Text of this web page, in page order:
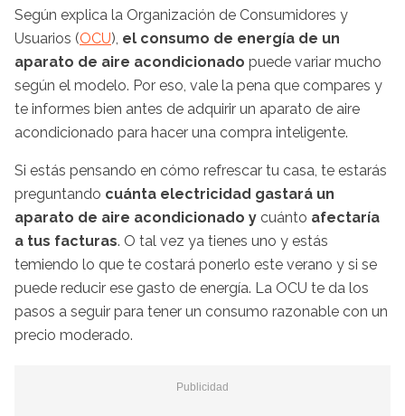
Según explica la Organización de Consumidores y
Usuarios (OCU), el consumo de energía de un
aparato de aire acondicionado puede variar mucho
según el modelo. Por eso, vale la pena que compares y
te informes bien antes de adquirir un aparato de aire
acondicionado para hacer una compra inteligente.
Si estás pensando en cómo refrescar tu casa, te estarás
preguntando cuánta electricidad gastará un
aparato de aire acondicionado y cuánto afectaría
a tus facturas. O tal vez ya tienes uno y estás
temiendo lo que te costará ponerlo este verano y si se
puede reducir ese gasto de energía. La OCU te da los
pasos a seguir para tener un consumo razonable con un
precio moderado.